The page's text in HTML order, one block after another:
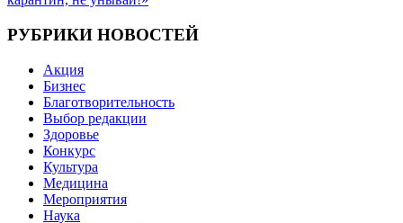
РУБРИКИ НОВОСТЕЙ
Акция
Бизнес
Благотворительность
Выбор редакции
Здоровье
Конкурс
Культура
Медицина
Мероприятия
Наука